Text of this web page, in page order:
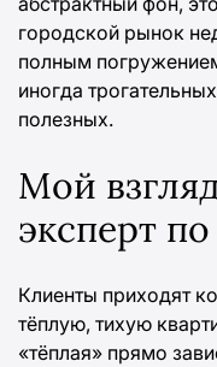
городской рынок
полным
иногда
полезных.
Мой
эксперт
Клиенты приходят
тёплую, тихую
«тёплая» прямо